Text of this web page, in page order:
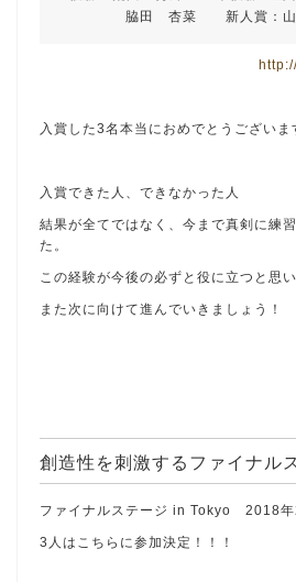
脇田 杏菜 新人賞：
入賞した3名本当におめでとうございま
入賞できた人、できなかった人
結果が全てではなく、今まで真剣に練
た。
この経験が今後の必ずと役に立つと思い
また次に向けて進んでいきましょう！
創造性を刺激するファイナル
ファイナルステージ in Tokyo 2018年
3人はこちらに参加決定！！！